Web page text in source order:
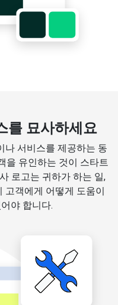
를 묘사하세요
나 서비스를 제공하는 동
을 유인하는 것이 스타트
로고는 귀하가 하는 일,
객에게 어떻게 도움이
야 합니다.